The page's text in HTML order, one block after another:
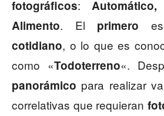
fotográficos:
Alimento. El primero
cotidiano, o lo que es
como «Todoterreno«.
panorámico para realizar
correlativas que requieran